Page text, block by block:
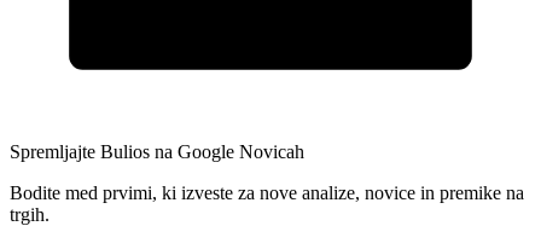
Spremljajte Bulios na Google Novicah
Bodite med prvimi, ki izveste za nove analize, novice in premike na
trgih.